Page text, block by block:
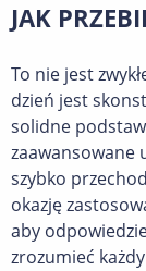
JAK
To nie jest
dzień jest
solidne
zaawansowane
szybko
okazję
aby
zrozumieć